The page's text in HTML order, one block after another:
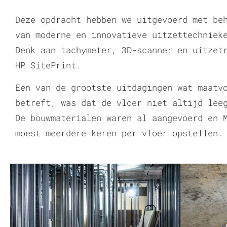
Deze opdracht hebben we uitgevoerd met
van moderne en innovatieve
Denk aan tachymeter, 3D-scanner en
HP SitePrint.
Een van de grootste uitdagingen wat
betreft, was dat de vloer niet altijd leeg
De bouwmaterialen waren al aangevoerd en
moest meerdere keren per vloer opstellen.